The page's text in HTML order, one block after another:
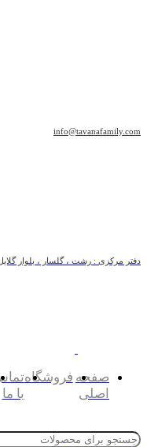
info@tavanafamily.com
دفتر مرکزی : رشت ، گلسار ، بلوار گلایل
صفحه
اصلی
فروشگاه
با ما